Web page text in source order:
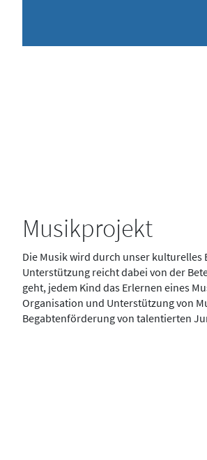
Musikprojekt
Die Musik wird durch unser kulturelles
Unterstützung reicht dabei von der
geht, jedem Kind das Erlernen eines
Organisation und Unterstützung von
Begabtenförderung von talentierten